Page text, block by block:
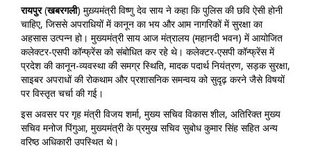
रायपुर(खबरगली) मुख़्यमंत्री विष्णु देव साय ने कहा कि पुलिस की छवि ऐसी होनी
चाहिए, जिससे अपराधियों में कानून का भय और आम नागरिकों में सुरक्षा का
अहसास उत्पन्न हो। मुख्यमंत्री साय आज मंत्रालय (महानदी भवन) में आयोजित
कलेक्टर-एसपी कॉन्फ्रेंस को संबोधित कर रहे थे। कलेक्टर-एसपी कॉन्फ्रेंस में
प्रदेश की कानून-व्यवस्था की समग्र स्थिति, मादक पदार्थ नियंत्रण, सड़क सुरक्षा,
साइबर अपराधों की रोकथाम और प्रशासनिक समन्वय को सुदृढ़ करने जैसे विषयों
पर विस्तृत चर्चा की गई।
इस अवसर पर गृह मंत्री विजय शर्मा, मुख्य सचिव विकास शील, अतिरिक्त मुख्य
सचिव मनोज पिंगुआ, मुख्यमंत्री के प्रमुख सचिव सुबोध कुमार सिंह सहित अन्य
वरिष्ठ अधिकारी उपस्थित थे।